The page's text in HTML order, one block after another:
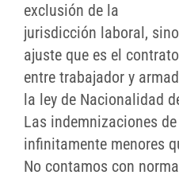
exclusión de la
jurisdicción laboral,
ajuste que es el
entre trabajador y
la ley de Nacionalidad
Las indemnizaciones
infinitamente menores
No contamos con